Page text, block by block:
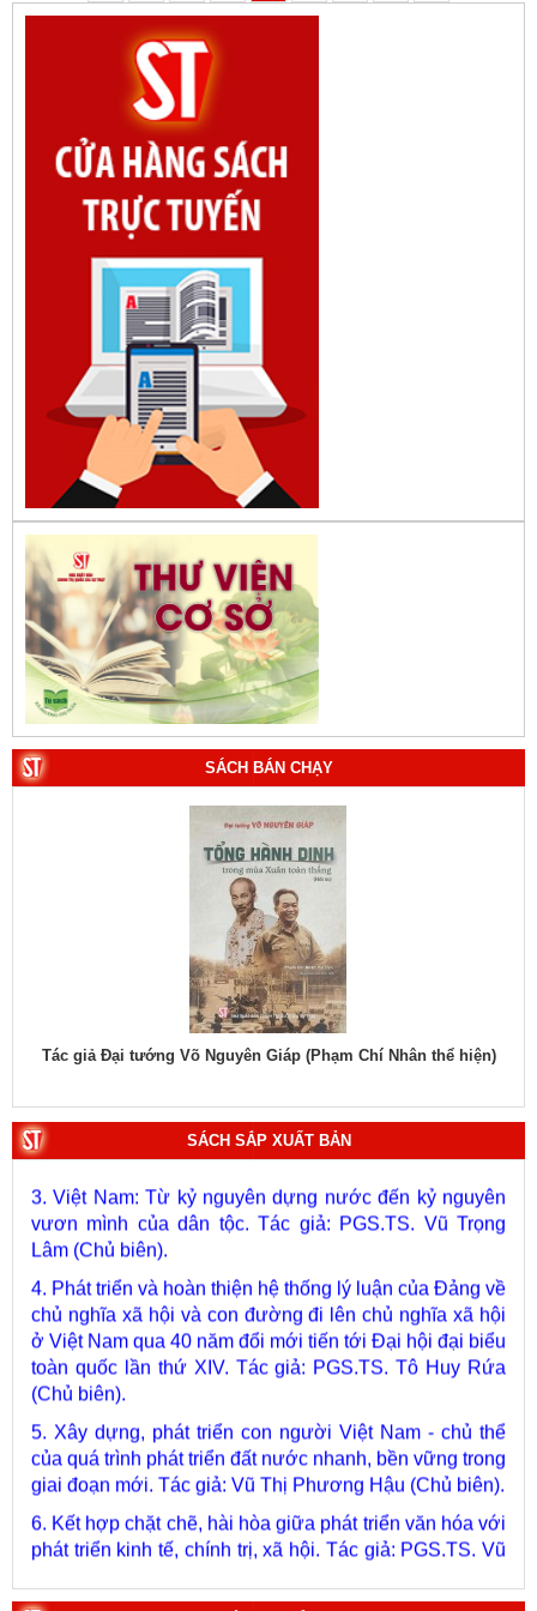
SÁCH BÁN CHẠY
Tác giả Đại tướng Võ Nguyên Giáp (Phạm Chí Nhân thể hiện)
SÁCH SẮP XUẤT BẢN
1. Bác Hồ ở Pháp. Tác giả: Bảo tàng Hồ Chí Minh.
2. Lịch sử Chính phủ (5 tập). Tác giả: Ban Chỉ đạo biên
soạn lịch sử Chính phủ.
vươn mình của dân tộc. Tác giả: PGS.TS. Vũ Trọng
Lâm (Chủ biên).
4. Phát triển và hoàn thiện hệ thống lý luận của Đảng về
chủ nghĩa xã hội và con đường đi lên chủ nghĩa xã hội
ở Việt Nam qua 40 năm đổi mới tiến tới Đại hội đại biểu
toàn quốc lần thứ XIV. Tác giả: PGS.TS. Tô Huy Rứa
(Chủ biên).
5. Xây dựng, phát triển con người Việt Nam - chủ thể
của quá trình phát triển đất nước nhanh, bền vững trong
giai đoạn mới. Tác giả: Vũ Thị Phương Hậu (Chủ biên).
6. Kết hợp chặt chẽ, hài hòa giữa phát triển văn hóa với
phát triển kinh tế, chính trị, xã hội. Tác giả: PGS.TS. Vũ
Văn Phúc (Chủ biên).
7. Chủ quyền của Việt Nam ở Hoàng Sa, Trường Sa